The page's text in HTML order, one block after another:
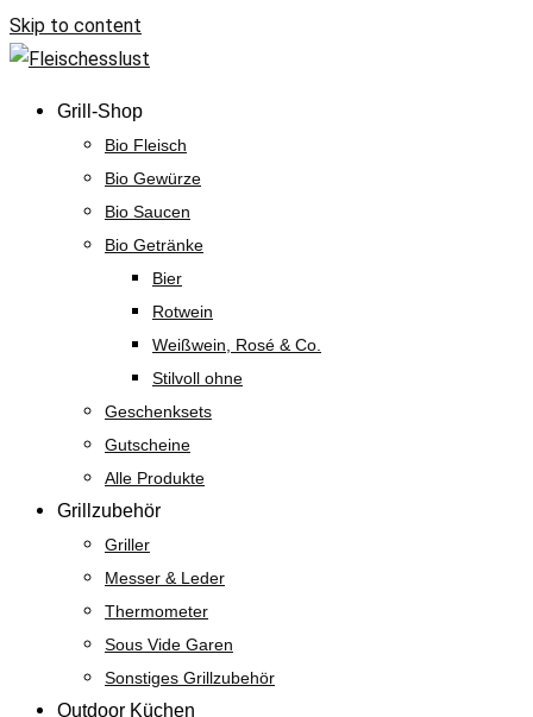
Skip to content
Grill-Shop
Bio Fleisch
Bio Gewürze
Bio Saucen
Bio Getränke
Bier
Rotwein
Weißwein, Rosé & Co.
Stilvoll ohne
Geschenksets
Gutscheine
Alle Produkte
Grillzubehör
Griller
Messer & Leder
Thermometer
Sous Vide Garen
Sonstiges Grillzubehör
Outdoor Küchen